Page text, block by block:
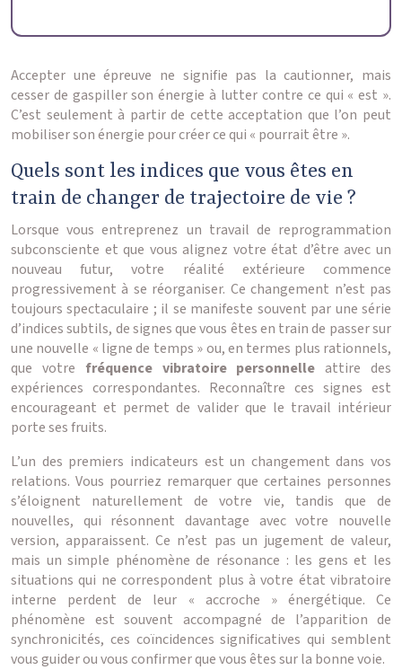
Accepter une épreuve ne signifie pas la cautionner, mais
cesser de gaspiller son énergie à lutter contre ce qui « est ».
C’est seulement à partir de cette acceptation que l’on peut
mobiliser son énergie pour créer ce qui « pourrait être ».
Quels sont les indices que vous êtes en
train de changer de trajectoire de vie ?
Lorsque vous entreprenez un travail de reprogrammation
subconsciente et que vous alignez votre état d’être avec un
nouveau futur, votre réalité extérieure commence
progressivement à se réorganiser. Ce changement n’est pas
toujours spectaculaire ; il se manifeste souvent par une série
d’indices subtils, de signes que vous êtes en train de passer sur
une nouvelle « ligne de temps » ou, en termes plus rationnels,
que votre fréquence vibratoire personnelle attire des
expériences correspondantes. Reconnaître ces signes est
encourageant et permet de valider que le travail intérieur
porte ses fruits.
L’un des premiers indicateurs est un changement dans vos
relations. Vous pourriez remarquer que certaines personnes
s’éloignent naturellement de votre vie, tandis que de
nouvelles, qui résonnent davantage avec votre nouvelle
version, apparaissent. Ce n’est pas un jugement de valeur,
mais un simple phénomène de résonance : les gens et les
situations qui ne correspondent plus à votre état vibratoire
interne perdent de leur « accroche » énergétique. Ce
phénomène est souvent accompagné de l’apparition de
synchronicités, ces coïncidences significatives qui semblent
vous guider ou vous confirmer que vous êtes sur la bonne voie.